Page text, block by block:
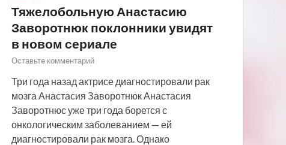
Тяжелобольную Анастасию
Заворотнюк поклонники увидят
в новом сериале
Оставьте комментарий
Три года назад актрисе диагностировали рак
мозга Анастасия Заворотнюк Анастасия
Заворотнюс уже три года борется с
онкологическим заболеванием — ей
диагностировали рак мозга. Однако